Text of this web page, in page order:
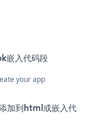
入代码段
your app
加到html或嵌入代